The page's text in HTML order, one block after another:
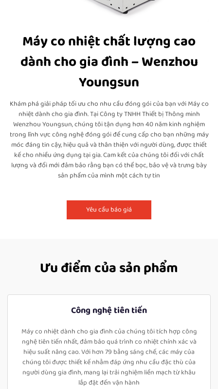
Máy co nhiệt chất lượng cao
dành cho gia đình – Wenzhou
Youngsun
Khám phá giải pháp tối ưu cho nhu cầu đóng gói của bạn với Máy co
nhiệt dành cho gia đình. Tại Công ty TNHH Thiết bị Thông minh
Wenzhou Youngsun, chúng tôi tận dụng hơn 40 năm kinh nghiệm
trong lĩnh vực công nghệ đóng gói để cung cấp cho bạn những máy
móc đáng tin cậy, hiệu quả và thân thiện với người dùng, được thiết
kế cho nhiều ứng dụng tại gia. Cam kết của chúng tôi đối với chất
lượng và đổi mới đảm bảo rằng bạn có thể bọc, bảo vệ và trưng bày
sản phẩm của mình một cách tự tin
Yêu cầu báo giá
Ưu điểm của sản phẩm
Công nghệ tiên tiến
Máy co nhiệt dành cho gia đình của chúng tôi tích hợp công
nghệ tiên tiến nhất, đảm bảo quá trình co nhiệt chính xác và
hiệu suất nâng cao. Với hơn 79 bằng sáng chế, các máy của
chúng tôi được thiết kế nhằm đáp ứng nhu cầu đặc thù của
người dùng gia đình, mang lại trải nghiệm liền mạch từ khâu
lắp đặt đến vận hành